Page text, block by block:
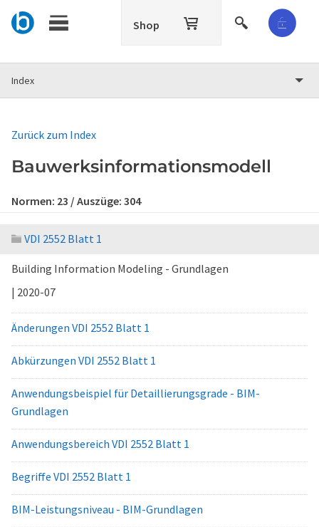
Shop
Index
Zurück zum Index
Bauwerksinformationsmodell
Normen: 23 / Auszüge: 304
VDI 2552 Blatt 1
Building Information Modeling - Grundlagen
| 2020-07
Änderungen VDI 2552 Blatt 1
Abkürzungen VDI 2552 Blatt 1
Anwendungsbeispiel für Detaillierungsgrade - BIM-
Grundlagen
Anwendungsbereich VDI 2552 Blatt 1
Begriffe VDI 2552 Blatt 1
BIM-Leistungsniveau - BIM-Grundlagen